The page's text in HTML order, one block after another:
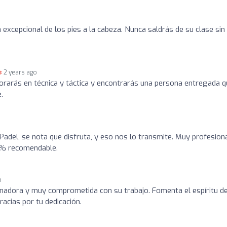
de los pies a la cabeza. Nunca saldrás de su clase sin
2 years ago
en técnica y táctica y encontrarás una persona entregada
se nota que disfruta, y eso nos lo transmite. Muy
recomendable.
y muy comprometida con su trabajo. Fomenta el espíritu de
por tu dedicación.